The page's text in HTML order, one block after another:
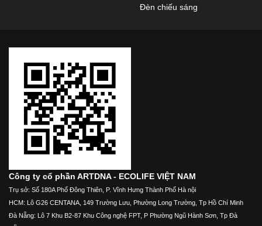
Đèn chiếu sáng
Công ty cổ phần ARTDNA - ECOLIFE VIỆT NAM
Trụ sở: Số 180A Phố Đông Thiên, P. Vĩnh Hưng Thành Phố Hà nội
HCM: Lô G26 CENTANA, 149 Trường Lưu, Phường Long Trường, Tp Hồ Chí Minh
Đà Nẵng: Lô 7 Khu B2-87 Khu Công nghệ FPT, P Phường Ngũ Hành Sơn, Tp Đà